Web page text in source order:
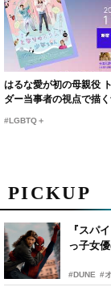
PICKUP
『スパ
っ子女
#DUNE #
はるな愛が初の母親役
ダー当事者の視点で描
#LGBTQ＋